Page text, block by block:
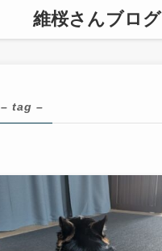
維桜さんブログ
– tag –